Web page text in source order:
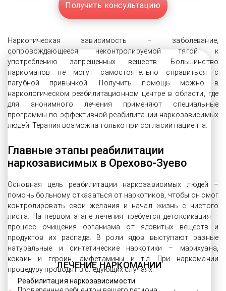
Получить консультацию
ЛЕЧЕНИЕ НАРКОМАНИИ
Реабилитация наркозависимости
Наркотическая зависимость – заболевание,
сопровождающееся неконтролируемой тягой к
употреблению запрещенных веществ. Большинство
наркоманов не могут самостоятельно справиться с
пагубной привычкой. Получить помощь можно в
наркологическом реабилитационном центре в области, где
для анонимного лечения применяют специальные
программы по эффективной реабилитации наркозависимых
людей. Терапия возможна только при согласии пациента.
Главные этапы реабилитации
наркозависимых в Орехово-Зуево
Основная цель реабилитации наркозависимых людей –
помочь больному отказаться от наркотиков, чтобы он смог
контролировать свои желания и начал жизнь с чистого
листа. На первом этапе лечения требуется детоксикация –
процесс очищения организма от ядовитых веществ и
продуктов их распада. В роли ядов выступают разные
натуральные и синтетические наркотики – марихуана,
кокаин и героин, амфетамины и т.д. При наркомании
процедуру проводят в следующих случаях: